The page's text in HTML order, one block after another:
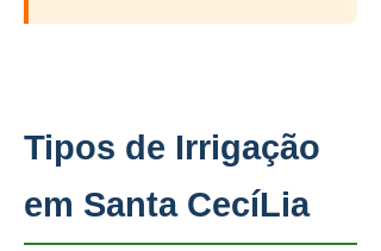
Tipos de Irrigação
em Santa CecíLia